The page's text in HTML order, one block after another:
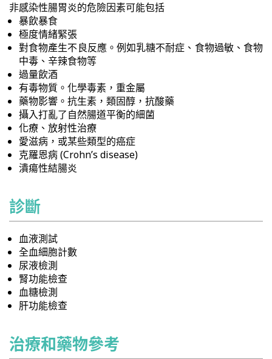
非感染性腸胃炎的危險因素可能包括
暴飲暴食
極度情緒緊張
對食物產生不良反應。例如乳糖不耐症、食物過敏、食物
中毒、辛辣食物等
過量飲酒
有毒物質。化學毒素，重金屬
藥物影響。抗生素，類固醇，抗酸藥
攝入打亂了自然腸道平衡的細菌
化療、放射性治療
愛滋病，或某些類型的癌症
克羅恩病 (Crohn’s disease)
潰瘍性結腸炎
診斷
血液測試
全血細胞計數
尿液檢測
腎功能檢查
血糖檢測
肝功能檢查
治療和藥物參考